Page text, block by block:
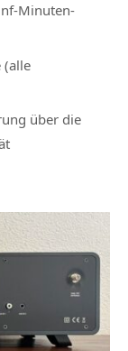
Minuten-
(alle
über die